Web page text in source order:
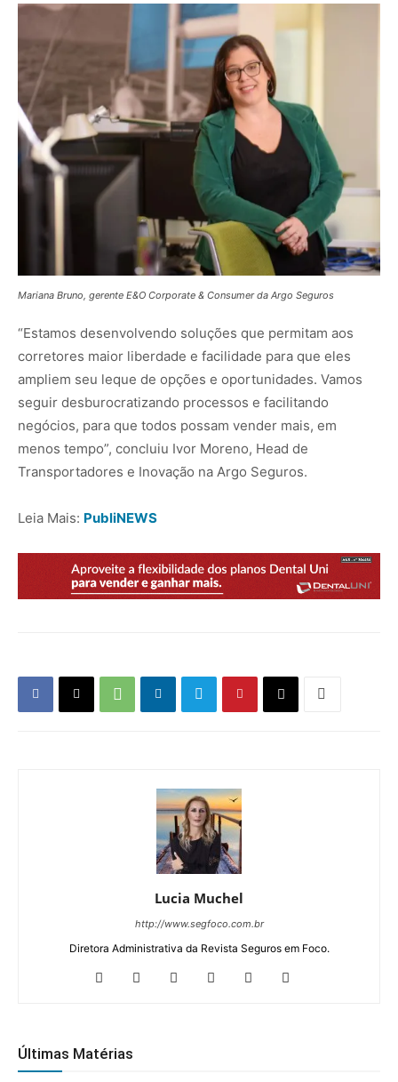
Mariana Bruno, gerente E&O Corporate & Consumer da Argo Seguros
“Estamos desenvolvendo soluções que permitam aos
corretores maior liberdade e facilidade para que eles
ampliem seu leque de opções e oportunidades. Vamos
seguir desburocratizando processos e facilitando
negócios, para que todos possam vender mais, em
menos tempo”, concluiu Ivor Moreno, Head de
Transportadores e Inovação na Argo Seguros.
Leia Mais: PubliNEWS
Lucia Muchel
http://www.segfoco.com.br
Diretora Administrativa da Revista Seguros em Foco.
Últimas Matérias